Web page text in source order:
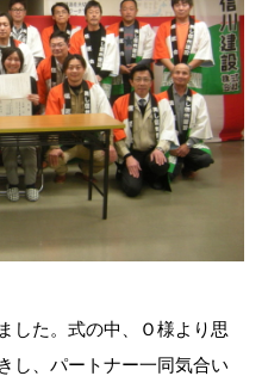
した。式の中、Ｏ様より思
し、パートナー一同気合い